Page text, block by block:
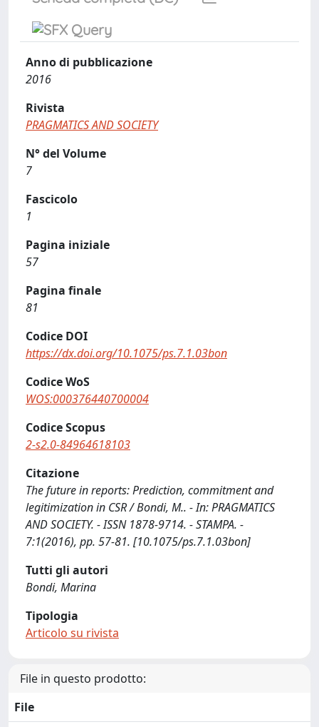
Anno di pubblicazione
2016
Rivista
PRAGMATICS AND SOCIETY
N° del Volume
7
Fascicolo
1
Pagina iniziale
57
Pagina finale
81
Codice DOI
https://dx.doi.org/10.1075/ps.7.1.03bon
Codice WoS
WOS:000376440700004
Codice Scopus
2-s2.0-84964618103
Citazione
The future in reports: Prediction, commitment and
legitimization in CSR / Bondi, M.. - In: PRAGMATICS
AND SOCIETY. - ISSN 1878-9714. - STAMPA. -
7:1(2016), pp. 57-81. [10.1075/ps.7.1.03bon]
Tutti gli autori
Bondi, Marina
Tipologia
Articolo su rivista
File in questo prodotto:
File